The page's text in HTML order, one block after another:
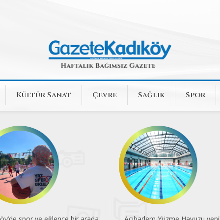
Kültür Sanat Çevre Sağlık Spor